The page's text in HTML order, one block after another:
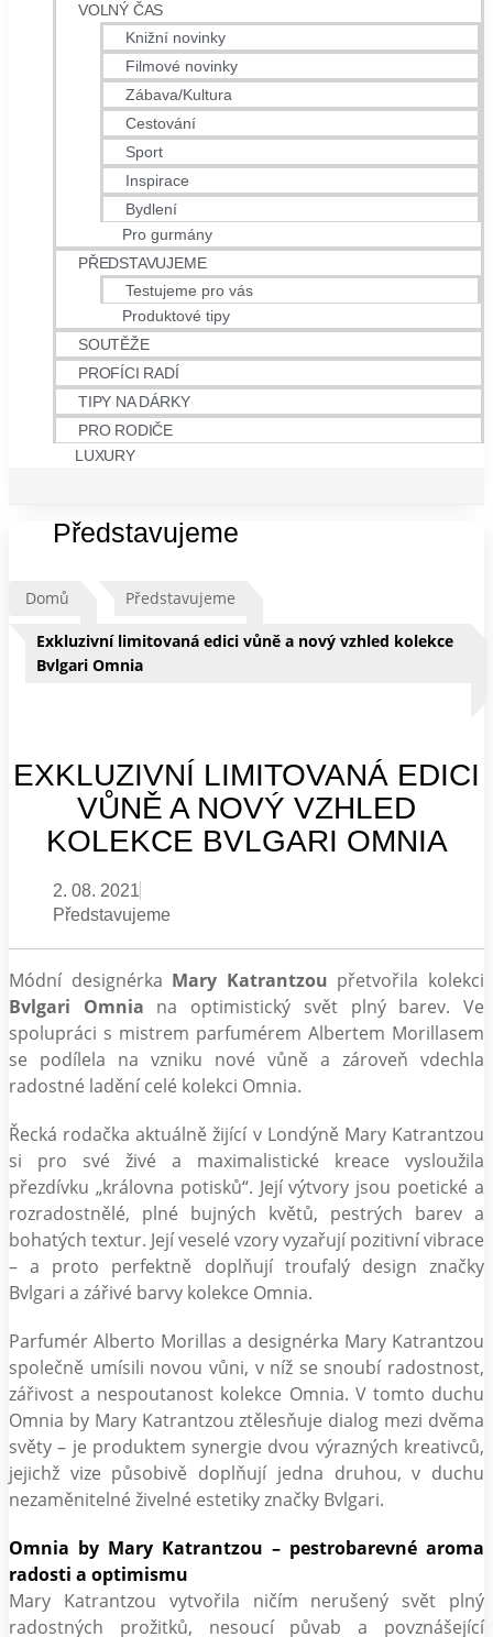
VOLNÝ ČAS
Knižní novinky
Filmové novinky
Zábava/Kultura
Cestování
Sport
Inspirace
Bydlení
Pro gurmány
PŘEDSTAVUJEME
Testujeme pro vás
Produktové tipy
SOUTĚŽE
PROFÍCI RADÍ
TIPY NA DÁRKY
PRO RODIČE
LUXURY
Představujeme
Domů Představujeme
Exkluzivní limitovaná edici vůně a nový vzhled kolekce
Bvlgari Omnia
EXKLUZIVNÍ LIMITOVANÁ EDICI
VŮNĚ A NOVÝ VZHLED
KOLEKCE BVLGARI OMNIA
2. 08. 2021
Představujeme
Módní designérka Mary Katrantzou přetvořila kolekci
Bvlgari Omnia na optimistický svět plný barev. Ve
spolupráci s mistrem parfumérem Albertem Morillasem
se podílela na vzniku nové vůně a zároveň vdechla
radostné ladění celé kolekci Omnia.
Řecká rodačka aktuálně žijící v Londýně Mary Katrantzou
si pro své živé a maximalistické kreace vysloužila
přezdívku „královna potisků“. Její výtvory jsou poetické a
rozradostnělé, plné bujných květů, pestrých barev a
bohatých textur. Její veselé vzory vyzařují pozitivní vibrace
– a proto perfektně doplňují troufalý design značky
Bvlgari a zářivé barvy kolekce Omnia.
Parfumér Alberto Morillas a designérka Mary Katrantzou
společně umísili novou vůni, v níž se snoubí radostnost,
zářivost a nespoutanost kolekce Omnia. V tomto duchu
Omnia by Mary Katrantzou ztělesňuje dialog mezi dvěma
světy – je produktem synergie dvou výrazných kreativců,
jejichž vize působivě doplňují jedna druhou, v duchu
nezaměnitelné živelné estetiky značky Bvlgari.
Omnia by Mary Katrantzou – pestrobarevné aroma
radosti a optimismu
Mary Katrantzou vytvořila ničím nerušený svět plný
radostných prožitků, nesoucí půvab a povznášející